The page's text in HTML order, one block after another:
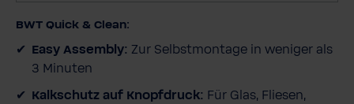
u
BWT Quick & Clean:
Easy Assembly: Zur Selbstmontage in weniger als
3 Minuten
Kalkschutz auf Knopfdruck: Für Glas, Fliesen,